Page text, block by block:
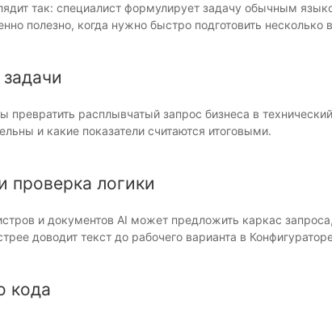
так: специалист формулирует задачу обычным
полезно, когда нужно быстро подготовить несколько
превратить расплывчатый запрос бизнеса в
и какие показатели считаются итоговыми.
проверка логики
и документов AI может предложить каркас
доводит текст до рабочего варианта в
кода